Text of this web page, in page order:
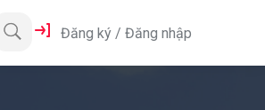
Đăng ký / Đăng nhập